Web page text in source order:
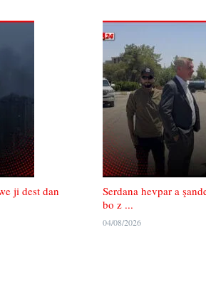
ji dest dan
Serdana hevpar a
bo z ...
04/08/2026